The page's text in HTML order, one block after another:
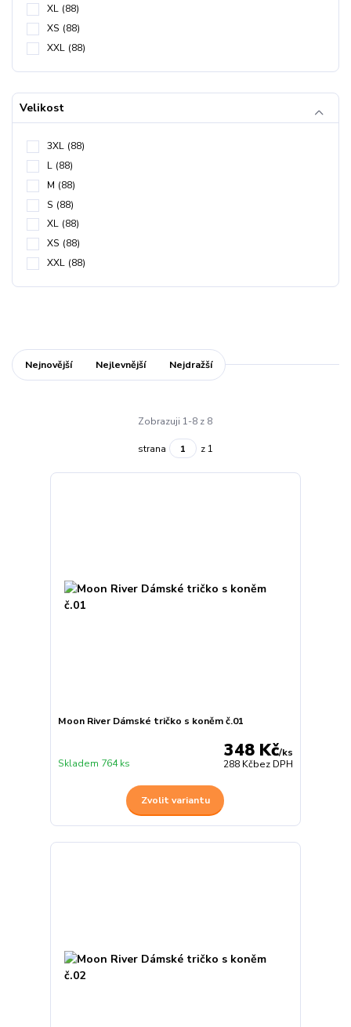
XL (88)
XS (88)
XXL (88)
Velikost
3XL (88)
L (88)
M (88)
S (88)
XL (88)
XS (88)
XXL (88)
Nejnovější Nejlevnější Nejdražší
Zobrazuji 1-8 z 8
strana z 1
Moon River Dámské tričko s koněm č.01
348 Kč/ks
288 Kčbez DPH
Skladem 764 ks
Zvolit variantu